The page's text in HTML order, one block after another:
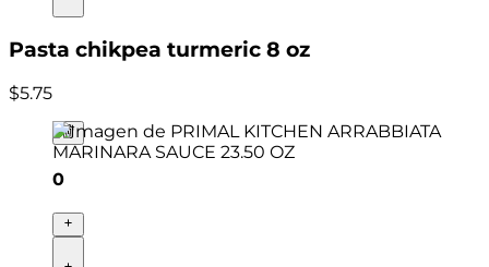
Pasta chikpea turmeric 8 oz
$5.75
0